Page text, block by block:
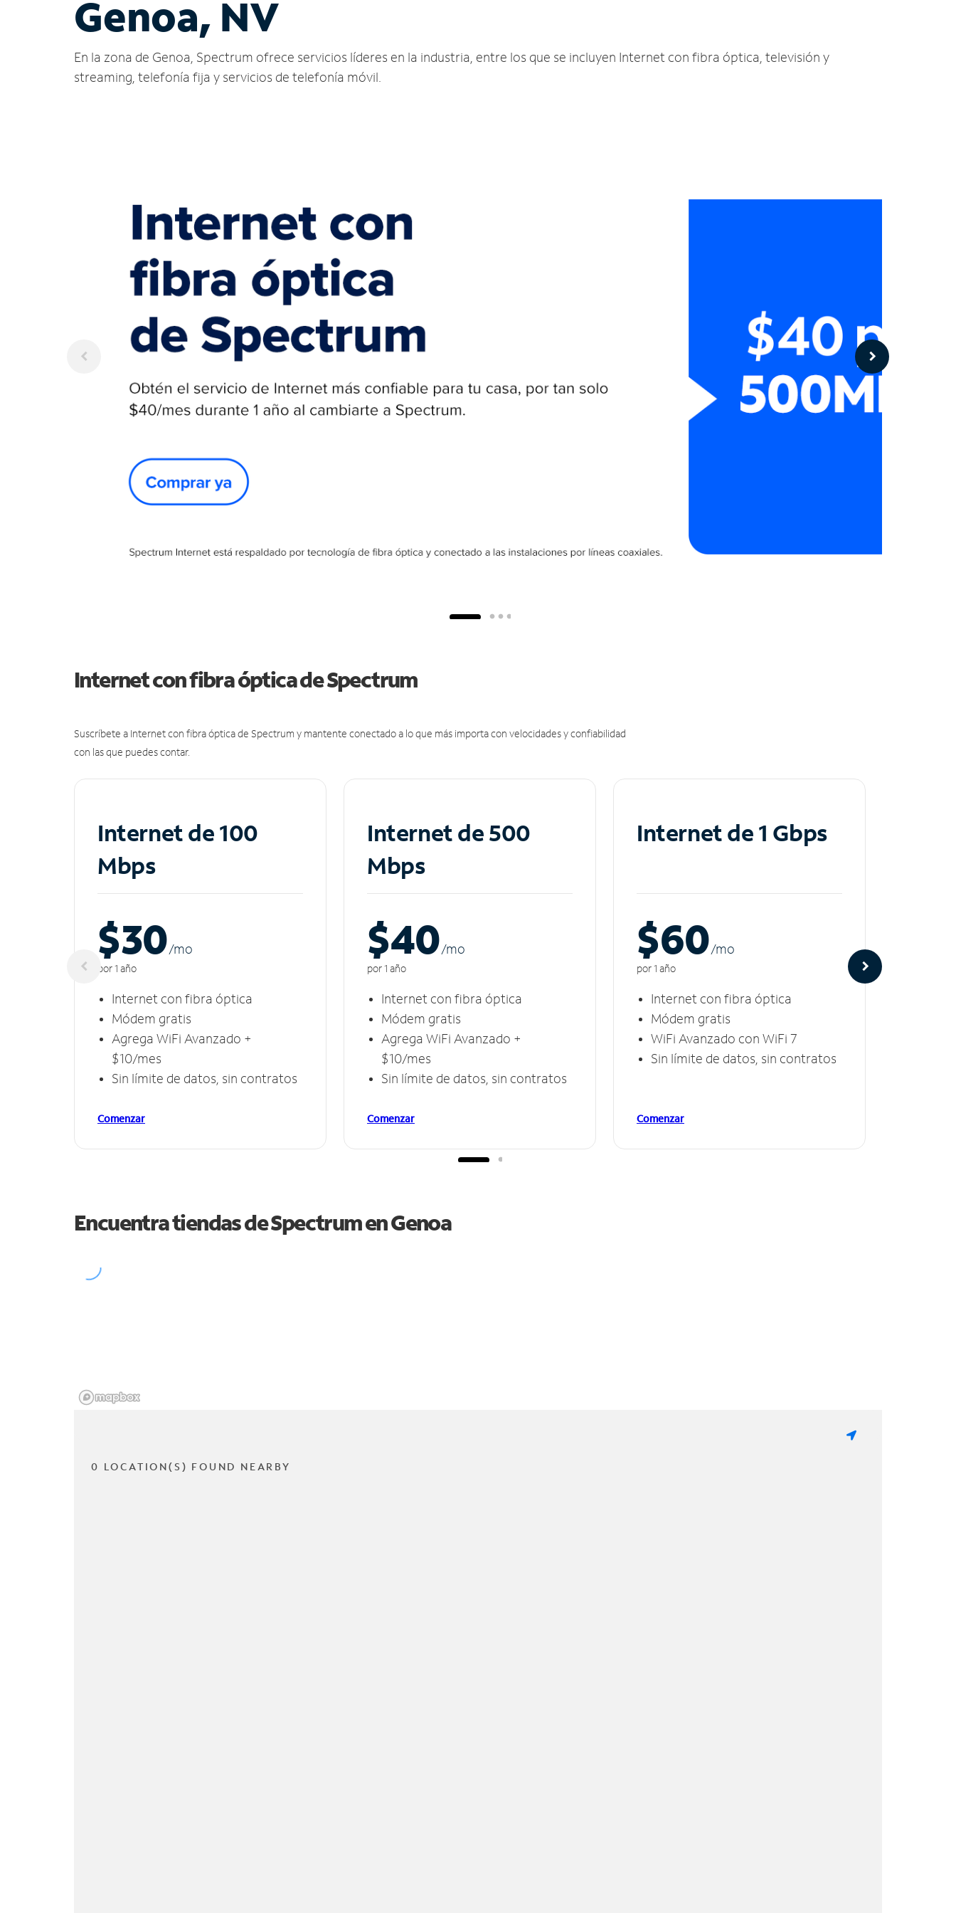
Genoa, NV
En la zona de Genoa, Spectrum ofrece servicios líderes en la industria, entre los que se incluyen Internet con fibra óptica, televisión y
streaming, telefonía fija y servicios de telefonía móvil.
Internet con fibra óptica de Spectrum
Suscríbete a Internet con fibra óptica de Spectrum y mantente conectado a lo que más importa con velocidades y confiabilidad
con las que puedes contar.
Internet de 100
Mbps
$30/mo
por 1 año
Internet con fibra óptica
Módem gratis
Agrega WiFi Avanzado +
$10/mes
Sin límite de datos, sin contratos
Comenzar
Internet de 500
Mbps
$40/mo
por 1 año
Internet con fibra óptica
Módem gratis
Agrega WiFi Avanzado +
$10/mes
Sin límite de datos, sin contratos
Comenzar
Internet de 1 Gbps
$60/mo
por 1 año
Internet con fibra óptica
Módem gratis
WiFi Avanzado con WiFi 7
Sin límite de datos, sin contratos
Comenzar
Encuentra tiendas de Spectrum enGenoa
0 LOCATION(S) FOUND NEARBY